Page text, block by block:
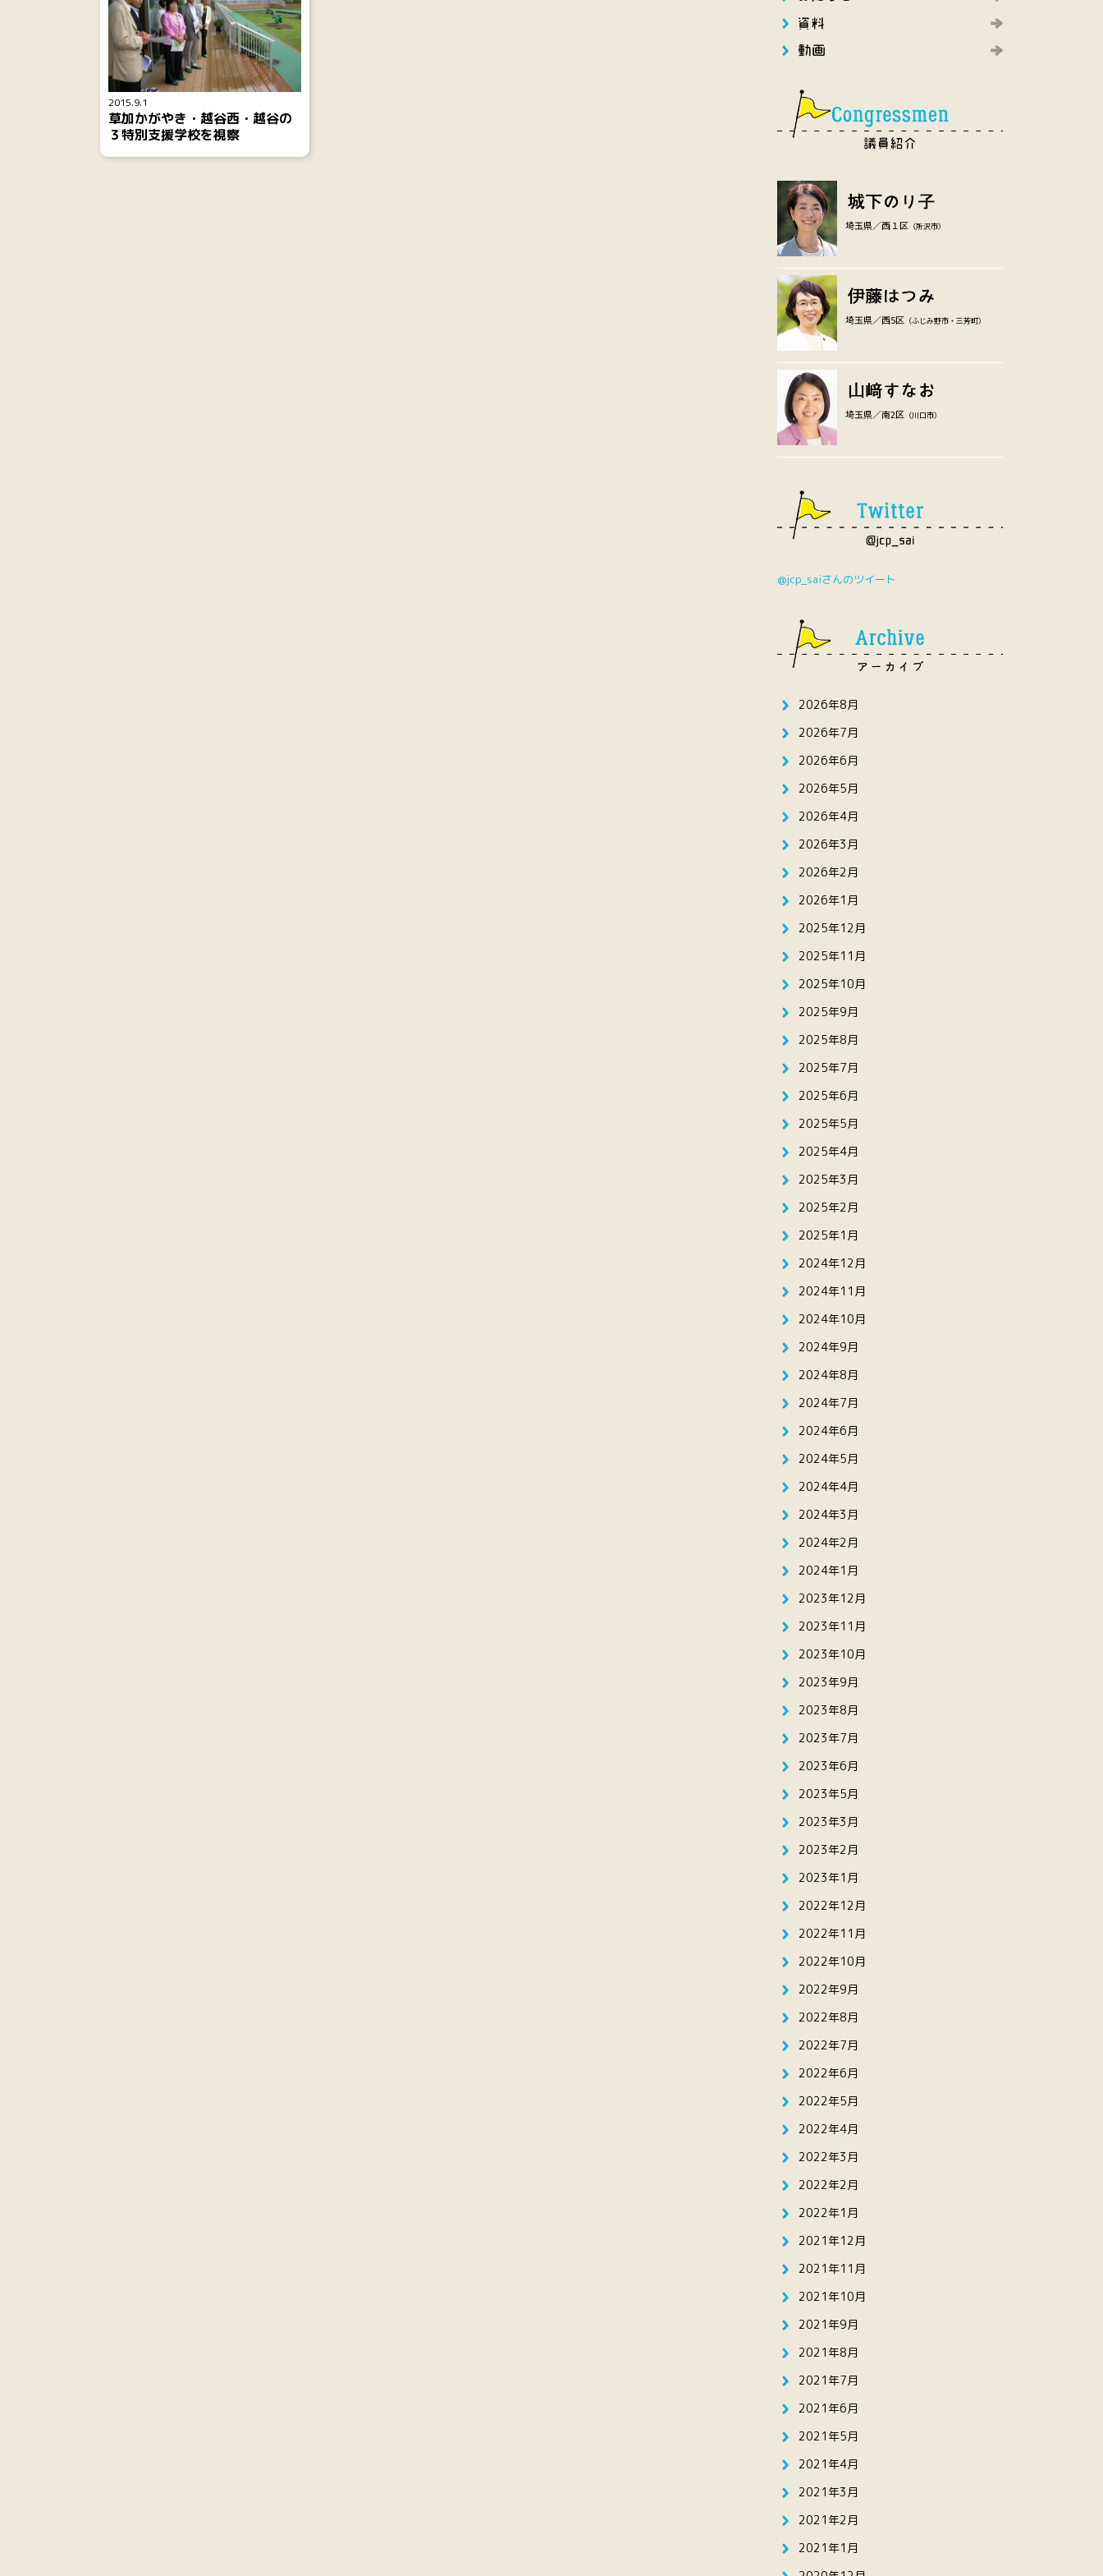
2015.9.1
草加かがやき・越谷西・越谷の
３特別支援学校を視察
埼玉県／西１区 （所沢市）
埼玉県／西5区 （ふじみ野市・三芳町）
埼玉県／南2区 （川口市）
@jcp_saiさんのツイート
2026年8月
2026年7月
2026年6月
2026年5月
2026年4月
2026年3月
2026年2月
2026年1月
2025年12月
2025年11月
2025年10月
2025年9月
2025年8月
2025年7月
2025年6月
2025年5月
2025年4月
2025年3月
2025年2月
2025年1月
2024年12月
2024年11月
2024年10月
2024年9月
2024年8月
2024年7月
2024年6月
2024年5月
2024年4月
2024年3月
2024年2月
2024年1月
2023年12月
2023年11月
2023年10月
2023年9月
2023年8月
2023年7月
2023年6月
2023年5月
2023年3月
2023年2月
2023年1月
2022年12月
2022年11月
2022年10月
2022年9月
2022年8月
2022年7月
2022年6月
2022年5月
2022年4月
2022年3月
2022年2月
2022年1月
2021年12月
2021年11月
2021年10月
2021年9月
2021年8月
2021年7月
2021年6月
2021年5月
2021年4月
2021年3月
2021年2月
2021年1月